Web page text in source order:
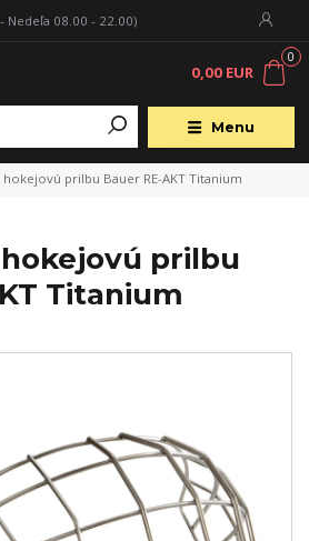
Menu
Nedeľa 08.00 - 22.00)
0
0,00 EUR
hokejovú prilbu Bauer RE-AKT Titanium
prilbu
Titanium